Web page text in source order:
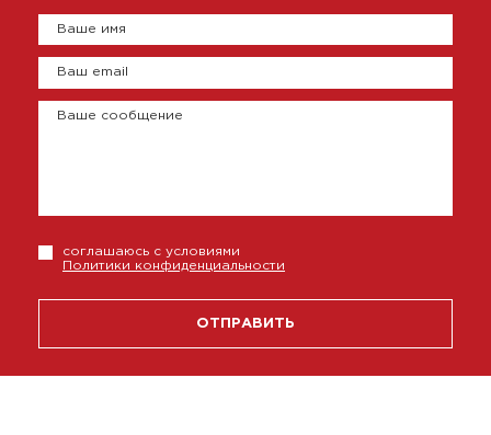
Ваше имя
Ваш email
Ваше сообщение
соглашаюсь с условиями
Политики конфиденциальности
ОТПРАВИТЬ